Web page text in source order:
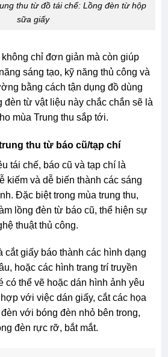
thu từ đồ tái chế: Lồng đèn từ hộp
sữa giấy
chỉ đơn giản mà còn giúp
sáng tạo, kỹ năng thủ công và
bằng cách tận dụng đồ dùng
đèn từ vật liệu này chắc chắn sẽ là
mùa Trung thu sắp tới.
thu từ báo cũ/tạp chí
tái chế, báo cũ và tạp chí là
kiếm và dễ biến thành các sáng
Đặc biệt trong mùa trung thu,
lồng đèn từ báo cũ, thể hiện sự
thuật thủ công.
cắt giấy báo thành các hình dạng
hoặc các hình trang trí truyền
có thể vẽ hoặc dán hình ảnh yêu
với việc dán giấy, cắt các họa
với bóng đèn nhỏ bên trong,
đèn rực rỡ, bắt mắt.